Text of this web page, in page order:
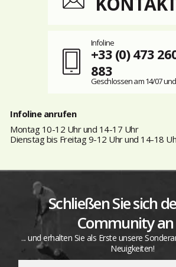
Infoline
+33 (0) 473
883
Geschlossen am 14/07
Infoline anrufen
Montag 10-12 Uhr und 14-17 Uhr
Dienstag bis Freitag 9-12 Uhr und 14-18
Schließen Sie sich
Community an
... und erhalten Sie als Erste unsere
Neuigkeiten!